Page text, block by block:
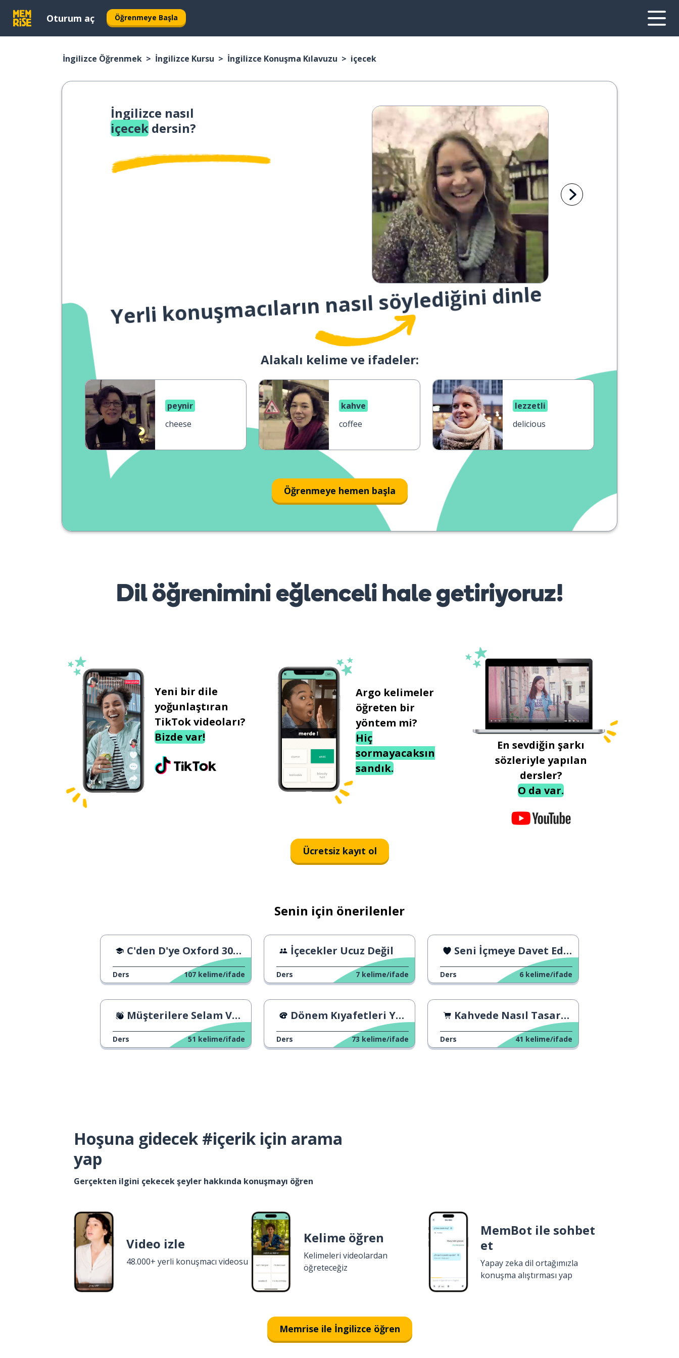
Oturum aç Öğrenmeye Başla
İngilizce Öğrenmek İngilizce Kursu İngilizce Konuşma Kılavuzu içecek
İngilizce nasıl
içecek dersin?
Yerli konuşmacıların nasıl söylediğini dinle
Alakalı kelime ve ifadeler:
peynir
cheese
kahve
coffee
lezzetli
delicious
Öğrenmeye hemen başla
Dil öğrenimini eğlenceli hale getiriyoruz!
Yeni bir dile
yoğunlaştıran
TikTok videoları?
Bizde var!
Argo kelimeler
öğreten bir
yöntem mi?
Hiç
sormayacaksın
sandık.
En sevdiğin şarkı
sözleriyle yapılan
dersler?
O da var.
Ücretsiz kayıt ol
Senin için önerilenler
C'den D'ye Oxford 3000 - A1
Ders 107 kelime/ifade
İçecekler Ucuz Değil
Ders 7 kelime/ifade
Seni İçmeye Davet Ediyorum
Ders 6 kelime/ifade
Müşterilere Selam Vermek
Ders 51 kelime/ifade
Dönem Kıyafetleri Yaratmak
Ders 73 kelime/ifade
Kahvede Nasıl Tasarruf Yapılır
Ders 41 kelime/ifade
Hoşuna gidecek #içerik için arama
yap
Gerçekten ilgini çekecek şeyler hakkında konuşmayı öğren
Video izle
48.000+ yerli konuşmacı videosu
Kelime öğren
Kelimeleri videolardan
öğreteceğiz
MemBot ile sohbet
et
Yapay zeka dil ortağımızla
konuşma alıştırması yap
Memrise ile İngilizce öğren